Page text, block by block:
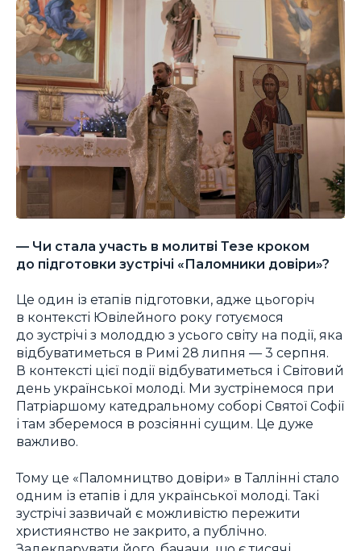
— Чи стала участь в молитві Тезе кроком
до підготовки зустрічі «Паломники довіри»?
Це один із етапів підготовки, адже цьогоріч
в контексті Ювілейного року готуємося
до зустрічі з молоддю з усього світу на події, яка
відбуватиметься в Римі 28 липня — 3 серпня.
В контексті цієї події відбуватиметься і Світовий
день української молоді. Ми зустрінемося при
Патріаршому катедральному соборі Святої Софії
і там зберемося в розсіянні сущим. Це дуже
важливо.
Тому це «Паломництво довіри» в Таллінні стало
одним із етапів і для української молоді. Такі
зустрічі зазвичай є можливістю пережити
християнство не закрито, а публічно.